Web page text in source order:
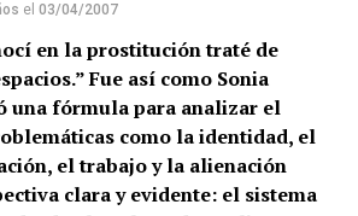
el 03/04/2007
en la prostitución traté de
Fue así como Sonia
una fórmula para analizar el
como la identidad, el
el trabajo y la alienación
clara y evidente: el sistema